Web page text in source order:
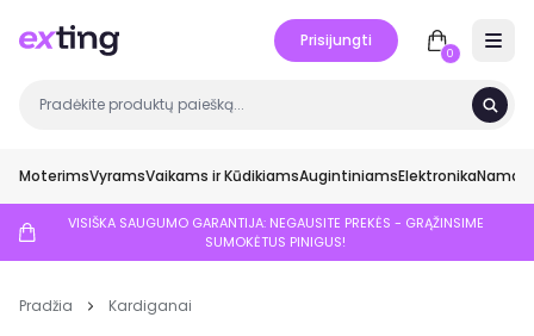
Prisijungti
0
MoterimsVyramsVaikams ir KūdikiamsAugintiniamsElektronikaNamai
VISIŠKA SAUGUMO GARANTIJA: NEGAUSITE PREKĖS - GRĄŽINSIME
SUMOKĖTUS PINIGUS!
Pradžia Kardiganai